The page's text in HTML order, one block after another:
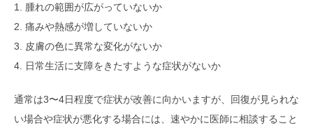
1. 腫れの範囲が広がっていないか
2. 痛みや熱感が増していないか
3. 皮膚の色に異常な変化がないか
4. 日常生活に支障をきたすような症状がないか
通常は3〜4日程度で症状が改善に向かいますが、回復が見られな
い場合や症状が悪化する場合には、速やかに医師に相談すること